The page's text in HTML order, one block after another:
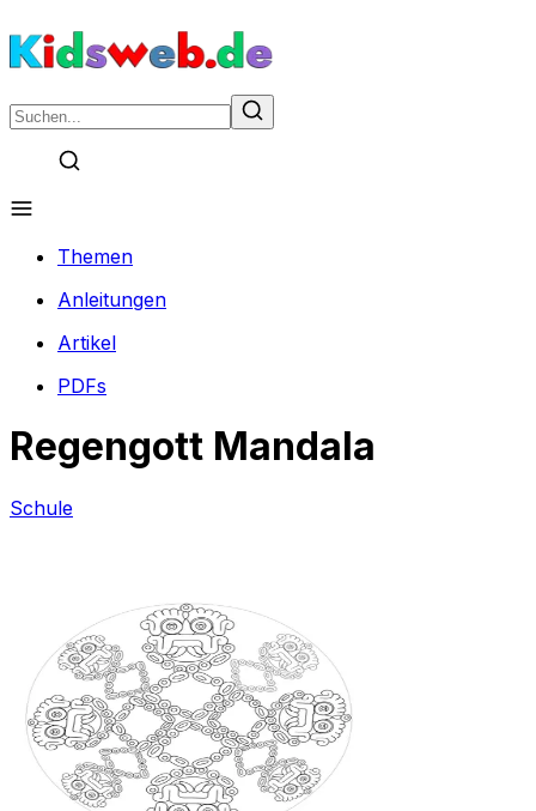
Themen
Anleitungen
Artikel
PDFs
Regengott Mandala
Schule